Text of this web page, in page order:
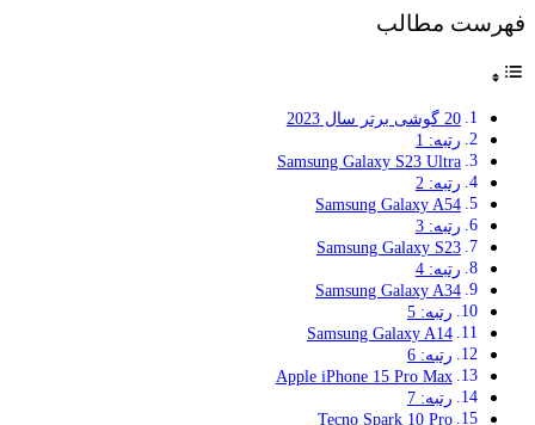
فهرست مطالب
20 گوشی برتر سال 2023
رتبه: 1
Samsung Galaxy S23 Ultra
رتبه: 2
Samsung Galaxy A54
رتبه: 3
Samsung Galaxy S23
رتبه: 4
Samsung Galaxy A34
رتبه: 5
Samsung Galaxy A14
رتبه: 6
Apple iPhone 15 Pro Max
رتبه: 7
Tecno Spark 10 Pro